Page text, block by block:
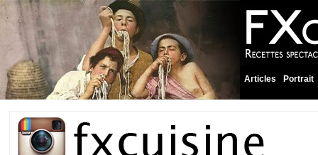
Articles Portrait